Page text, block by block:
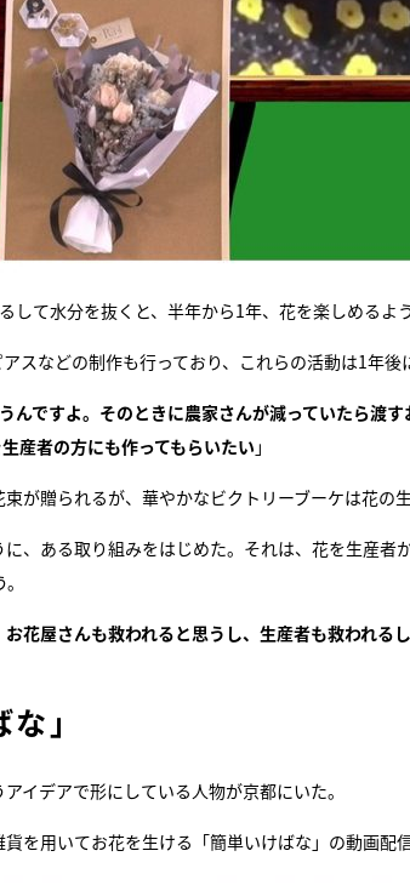
て水分を抜くと、半年から1年、花を楽しめるよ
スなどの制作も行っており、これらの活動は1年後
んですよ。そのときに農家さんが減っていたら渡
産者の方にも作ってもらいたい 」
が贈られるが、華やかなビクトリーブーケは花の
、ある取り組みをはじめた。それは、花を生産者
花屋さんも救われると思うし、生産者も救われる
」
イデアで形にしている人物が京都にいた。
を用いてお花を生ける「簡単いけばな」の動画配信